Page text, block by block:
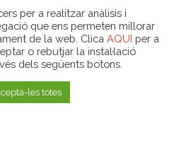
UNIÓ DE COOPERATIVES
DE LES ILLES
BALEARS
per a realitzar anàlisis i
que ens permeten millorar
de la web. Clica AQUI per a
o rebutjar la instal·lació
dels següents botons.
les totes